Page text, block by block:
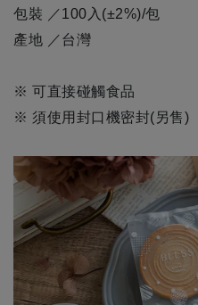
包裝 ／100入(±2%)/包
產地 ／台灣
※ 可直接碰觸食品
※ 須使用封口機密封(另售)